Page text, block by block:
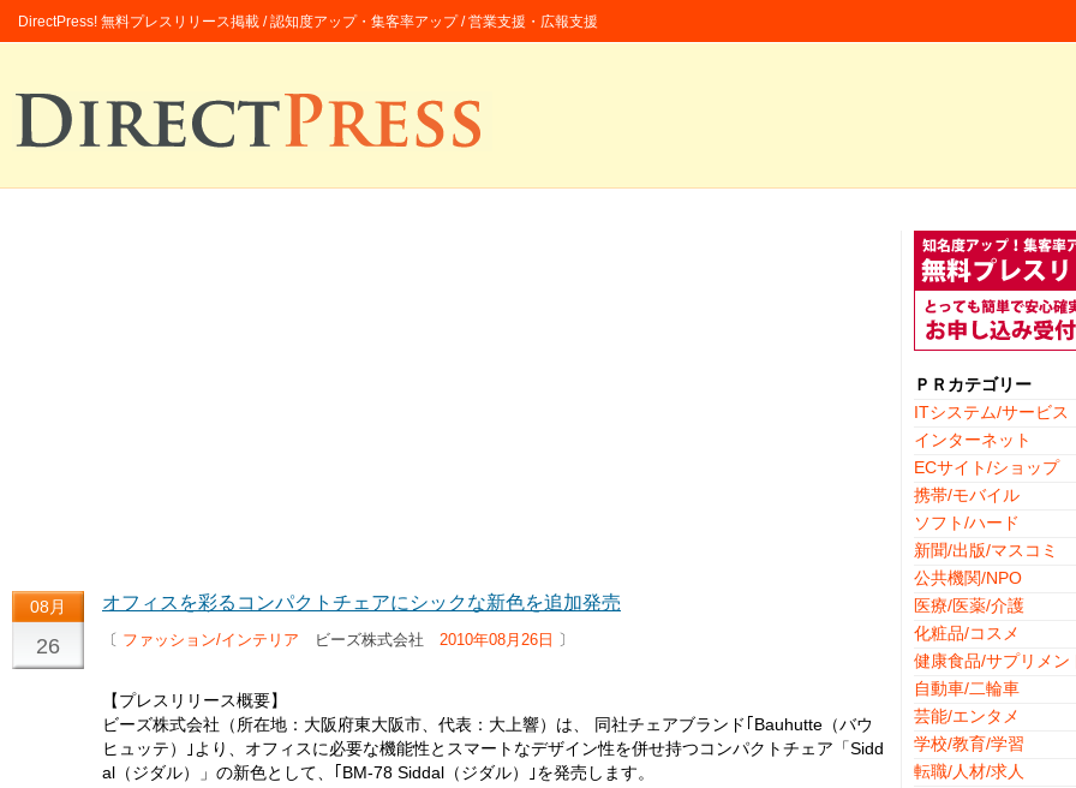
DirectPress! 無料プレスリリース掲載 / 認知度アップ・集客率アップ / 営業支援・広報支援
08月
26
オフィスを彩るコンパクトチェアにシックな新色を追加発売
〔 ファッション/インテリア ビーズ株式会社 2010年08月26日 〕
【プレスリリース概要】
ビーズ株式会社（所在地：大阪府東大阪市、代表：大上響）は、 同社チェアブランド｢Bauhutte（バウ
ヒュッテ）｣より、オフィスに必要な機能性とスマートなデザイン性を併せ持つコンパクトチェア「Sidd
al（ジダル）」の新色として、｢BM-78 Siddal（ジダル）｣を発売します。
ＰＲカテゴリー
ITシステム/サービス
インターネット
ECサイト/ショップ
携帯/モバイル
ソフト/ハード
新聞/出版/マスコミ
公共機関/NPO
医療/医薬/介護
化粧品/コスメ
健康食品/サプリメン
自動車/二輪車
芸能/エンタメ
学校/教育/学習
転職/人材/求人